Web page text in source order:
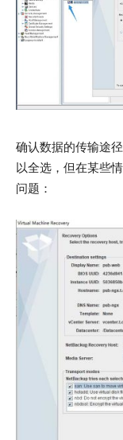
确认数据的传输途
以全选，但在某些
问题：